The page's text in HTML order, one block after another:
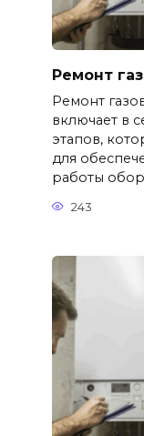
Ремонт
Ремонт
включает в
этапов,
для
работы
243